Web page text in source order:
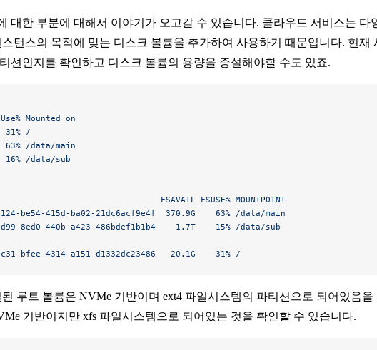
대한 부분에 대해서 이야기가 오고갈 수 있습니다. 클라우드 서비스는 다
턴스의 목적에 맞는 디스크 볼륨을 추가하여 사용하기 때문입니다. 현재
션인지를 확인하고 디스크 볼륨의 용량을 증설해야할 수도 있죠.
Use% Mounted on
31%
/
63%
/data/main
16%
/data/sub
FSAVAIL
FSUSE% MOUNTPOINT
be54-415d-ba02-21dc6acf9e4f
  370.9G
    63%
/data/main
8ed0-440b-a423-486bdef1b1b4
    1.7T
    15%
/data/sub
bfee-4314-a151-d1332dc23486
   20.1G
    31%
/
루트 볼륨은 NVMe 기반이며 ext4 파일시스템의 파티션으로 되어있음
기반이지만 xfs 파일시스템으로 되어있는 것을 확인할 수 있습니다.